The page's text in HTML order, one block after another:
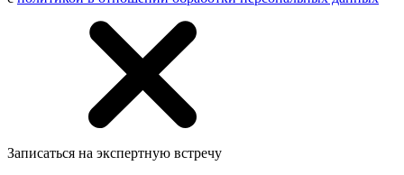
Записаться на экспертную встречу